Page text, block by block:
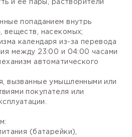
и ее пары, растворители
попаданием внутрь
веществ, насекомых;
календаря из-за перевода
между 23:00 и 04:00 часами
автоматического
вызванные умышленными или
покупателя или
(батарейки),